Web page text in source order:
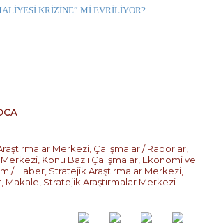
KRİZİNE” Mİ EVRİLİYOR?
Merkezi, Çalışmalar / Raporlar,
Merkezi, Konu Bazlı Çalışmalar, Ekonomi ve
/ Haber, Stratejik Araştırmalar Merkezi,
, Makale, Stratejik Araştırmalar Merkezi